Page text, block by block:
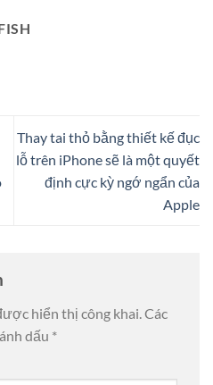
Thay tai thỏ bằng thiết kế đục
lỗ trên iPhone sẽ là một quyết
định cực kỳ ngớ ngẩn của
Apple
hiển thị công khai. Các
dấu *